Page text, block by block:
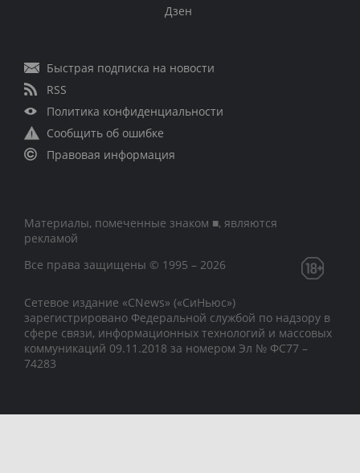
Дзен
Быстрая подписка на новости
RSS
Политика конфиденциальности
Сообщить об ошибке
Правовая информация
Материалы, помеченные знаком ■, являются
рекламой
Все права защищены © 1995 – 2026
Сетевое издание «CNews» («СиНьюс»)
зарегистрировано Федеральной службой по надзору в
сфере связи, информационных технологий и массовых
коммуникаций 09.11.2018 за номером Эл № ФС77 –
74283